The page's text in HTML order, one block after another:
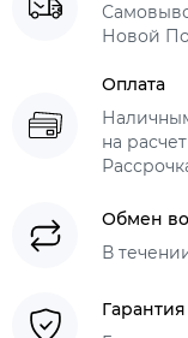
Новой
Оплата
на
Обмен
В
Гарантия